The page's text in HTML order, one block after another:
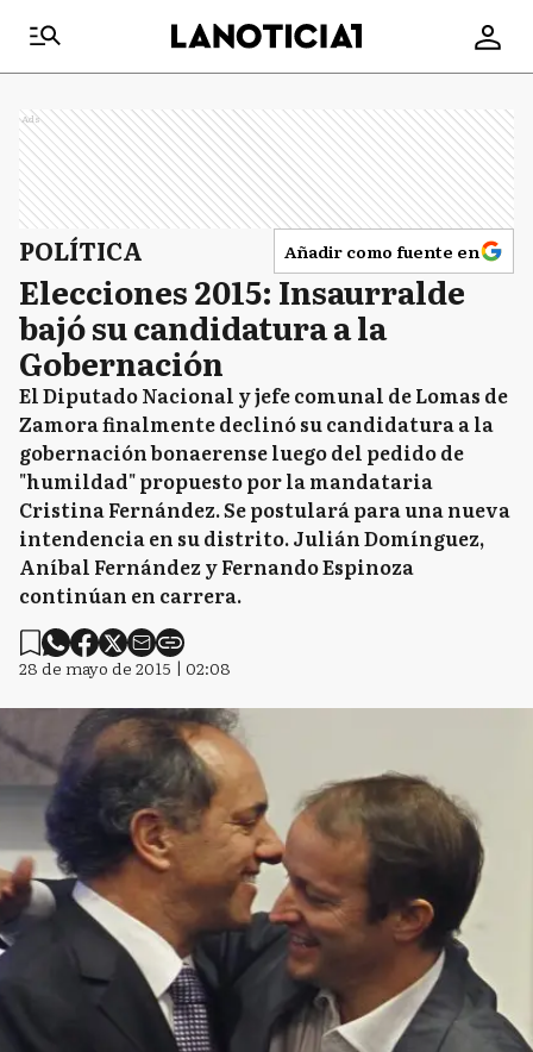
Ads
POLÍTICA Añadir como fuente en
Elecciones 2015: Insaurralde
bajó su candidatura a la
Gobernación
El Diputado Nacional y jefe comunal de Lomas de
Zamora finalmente declinó su candidatura a la
gobernación bonaerense luego del pedido de
"humildad" propuesto por la mandataria
Cristina Fernández. Se postulará para una nueva
intendencia en su distrito. Julián Domínguez,
Aníbal Fernández y Fernando Espinoza
continúan en carrera.
28 de mayo de 2015 | 02:08